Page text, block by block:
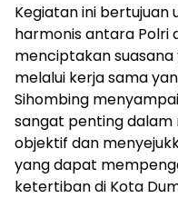
Kegiatan ini bertujuan
harmonis antara Polri
menciptakan
melalui kerja sama
Sihombing
sangat penting
objektif dan
yang dapat
ketertiban di Kota